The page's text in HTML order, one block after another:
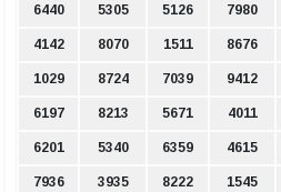
6440 5305 5126 7980
4142 8070 1511 8676
1029 8724 7039 9412
6197 8213 5671 4011
6201 5340 6359 4615
7936 3935 8222 1545